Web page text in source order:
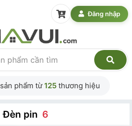
Đăng nhập
sản phẩm từ125 thương hiệu
Đèn pin 6